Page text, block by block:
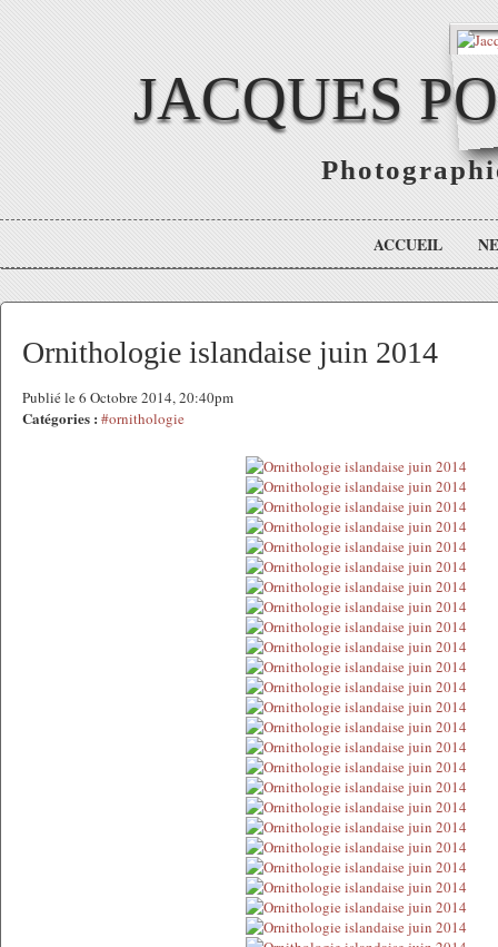
JACQUES
ACCUEIL
Ornithologie islandaise juin 2014
Publié le 6 Octobre 2014, 20:40pm
Catégories : #ornithologie